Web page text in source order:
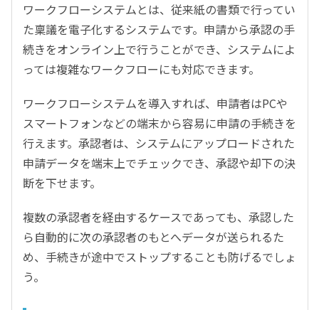
ワークフローシステムとは、従来紙の書類で行ってい
た稟議を電子化するシステムです。申請から承認の手
続きをオンライン上で行うことができ、システムによ
っては複雑なワークフローにも対応できます。
ワークフローシステムを導入すれば、申請者はPCや
スマートフォンなどの端末から容易に申請の手続きを
行えます。承認者は、システムにアップロードされた
申請データを端末上でチェックでき、承認や却下の決
断を下せます。
複数の承認者を経由するケースであっても、承認した
ら自動的に次の承認者のもとへデータが送られるた
め、手続きが途中でストップすることも防げるでしょ
う。